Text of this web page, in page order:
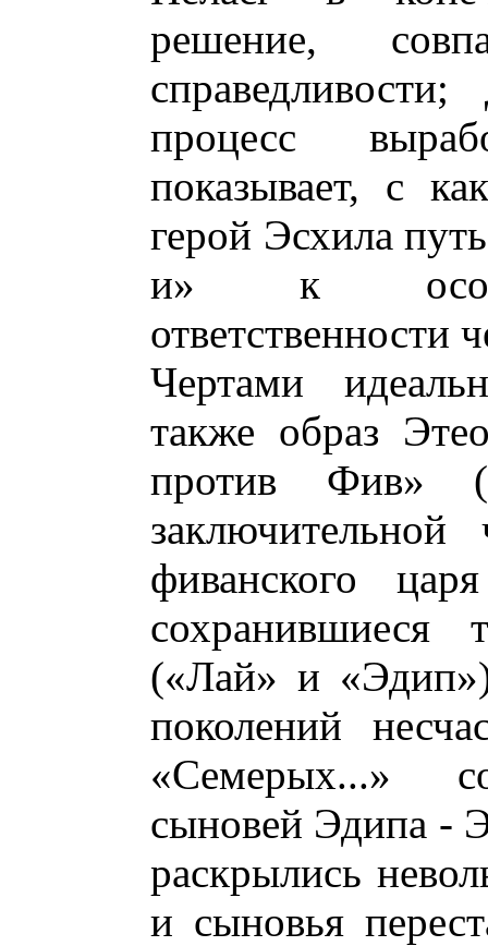
решение,
процесс
показывает, с
герой Эсхила
и» к
ответственности
Чертами
также образ
против
фиванского
сохранившиеся
(«Лай» и
поколений
«Семерых...»
сыновей Эдипа -
раскрылись
и сыновья